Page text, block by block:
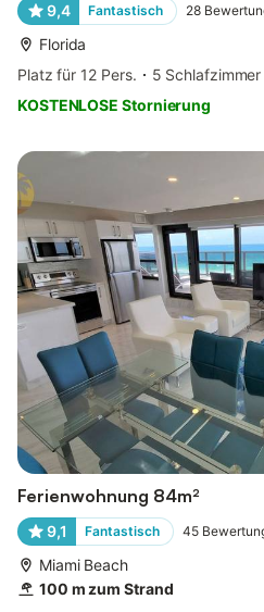
9,4 Fantastisch 28
Florida
Platz für 12 Pers.
5 Schlafzimmer
KOSTENLOSE Stornierung
Ferienwohnung 84m²
9,1 Fantastisch 45
Miami Beach
100 m zum Strand